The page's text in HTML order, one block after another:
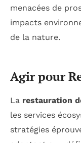
menacées de
impacts
de la nature.
Agir pour
La restauration
les services
stratégies